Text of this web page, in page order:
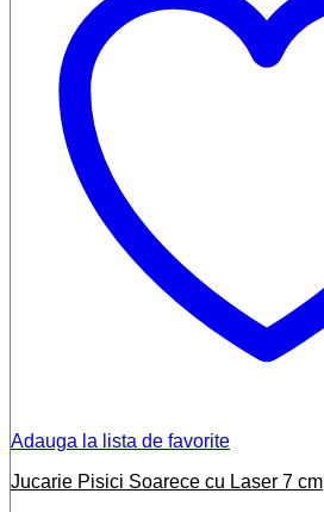
Adauga la lista de favorite
Jucarie Pisici Soarece cu Laser 7 cm